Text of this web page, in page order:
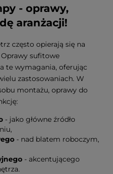
- oprawy,
aranżacji!
często opierają się na
sufitowe
te wymagania, oferując
zastosowaniach. W
montażu, oprawy do
- jako główne źródło
- nad blatem roboczym,
- akcentującego